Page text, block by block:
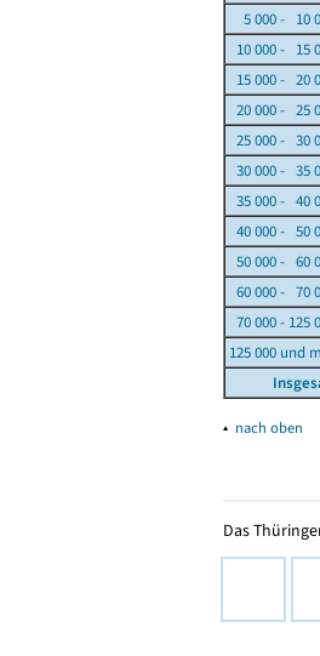
5 000 - 10
10 000 - 15
15 000 - 20
20 000 - 25
25 000 - 30
30 000 - 35
35 000 - 40
40 000 - 50
50 000 - 60
60 000 - 70
70 000 - 125
125 000 und
▴ nach oben
Das